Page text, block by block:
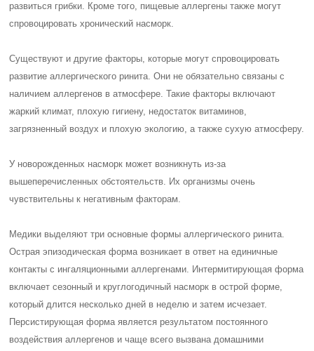
развиться грибки. Кроме того, пищевые аллергены также могут
спровоцировать хронический насморк.
Существуют и другие факторы, которые могут спровоцировать
развитие аллергического ринита. Они не обязательно связаны с
наличием аллергенов в атмосфере. Такие факторы включают
жаркий климат, плохую гигиену, недостаток витаминов,
загрязненный воздух и плохую экологию, а также сухую атмосферу.
У новорожденных насморк может возникнуть из-за
вышеперечисленных обстоятельств. Их организмы очень
чувствительны к негативным факторам.
Медики выделяют три основные формы аллергического ринита.
Острая эпизодическая форма возникает в ответ на единичные
контакты с ингаляционными аллергенами. Интермитирующая форма
включает сезонный и круглогодичный насморк в острой форме,
который длится несколько дней в неделю и затем исчезает.
Персистирующая форма является результатом постоянного
воздействия аллергенов и чаще всего вызвана домашними